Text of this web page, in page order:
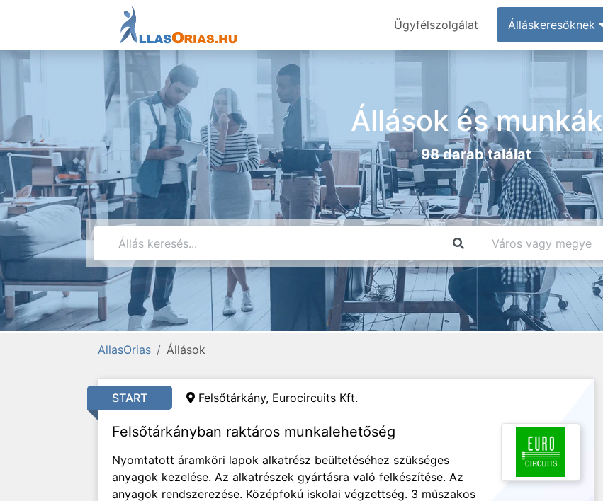
Ügyfélszolgálat Álláskeresőknek
Állások és munkák
98 darab találat
AllasOrias Állások
START Felsőtárkány, Eurocircuits Kft.
Felsőtárkányban raktáros munkalehetőség
Nyomtatott áramköri lapok alkatrész beültetéséhez szükséges
anyagok kezelése. Az alkatrészek gyártásra való felkészítése. Az
anyagok rendszerezése. Középfokú iskolai végzettség. 3 műszakos